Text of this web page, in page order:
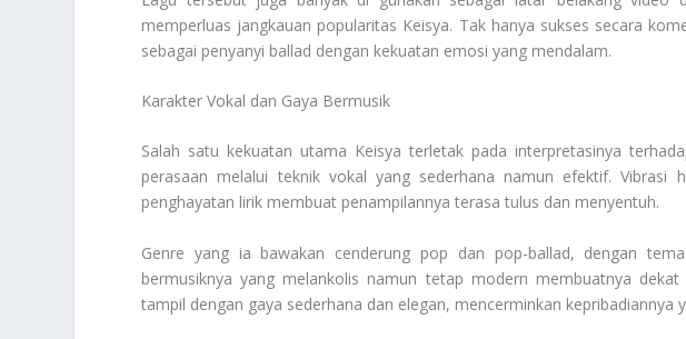
memperluas jangkauan popularitas Keisya. Tak hanya sukses secara
sebagai penyanyi ballad dengan kekuatan emosi yang mendalam.
Karakter Vokal dan Gaya Bermusik
Salah satu kekuatan utama Keisya terletak pada interpretasinya
perasaan melalui teknik vokal yang sederhana namun efektif. Vibrasi
penghayatan lirik membuat penampilannya terasa tulus dan menyentuh.
Genre yang ia bawakan cenderung pop dan pop-ballad, dengan
bermusiknya yang melankolis namun tetap modern membuatnya
tampil dengan gaya sederhana dan elegan, mencerminkan kepribadiannya